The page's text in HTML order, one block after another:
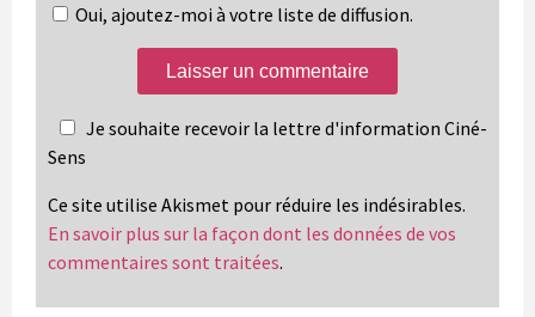
Oui, ajoutez-moi à votre liste de diffusion.
Je souhaite recevoir la lettre d'information Ciné-
Sens
Ce site utilise Akismet pour réduire les indésirables.
En savoir plus sur la façon dont les données de vos
commentaires sont traitées.